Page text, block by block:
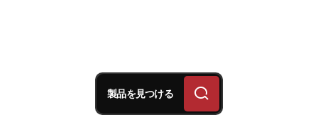
製品を見つける